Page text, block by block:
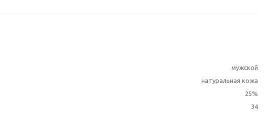
мужской
натуральная кожа
25%
34